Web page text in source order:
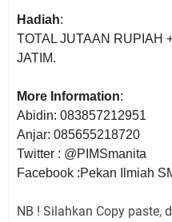
Hadiah:
TOTAL JUTAAN RUPIAH
JATIM.
More Information:
Abidin: 083857212951
Anjar: 085655218720
Twitter : @PIMSmanita
Facebook :Pekan Ilmiah
NB ! Silahkan Copy paste,